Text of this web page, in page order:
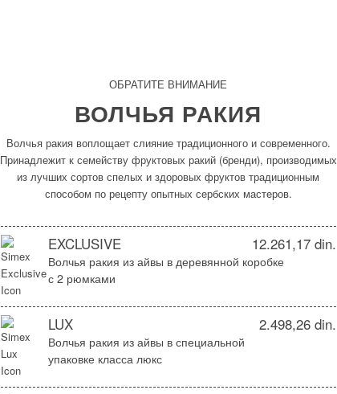
ОБРАТИТЕ ВНИМАНИЕ
ВОЛЧЬЯ РАКИЯ
Волчья ракия воплощает слияние традиционного и современного.
Принадлежит к семейству фруктовых ракий (бренди), производимых
из лучших сортов спелых и здоровых фруктов традиционным
способом по рецепту опытных сербских мастеров.
EXCLUSIVE 12.261,17 din.
Волчья ракия из айвы в деревянной коробке
с 2 рюмками
LUX 2.498,26 din.
Волчья ракия из айвы в специальной
упаковке класса люкс